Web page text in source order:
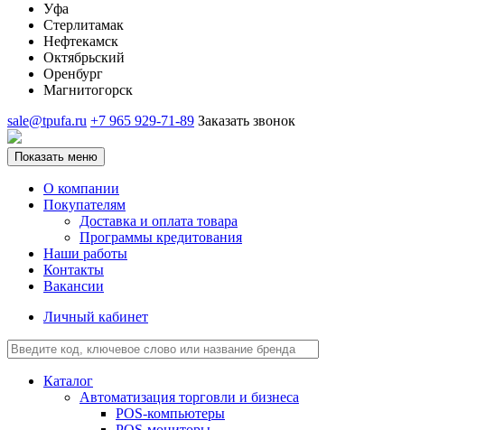
Уфа
Стерлитамак
Нефтекамск
Октябрьский
Оренбург
Магнитогорск
sale@tpufa.ru +7 965 929-71-89 Заказать звонок
Показать меню
О компании
Покупателям
Доставка и оплата товара
Программы кредитования
Наши работы
Контакты
Вакансии
Личный кабинет
Каталог
Автоматизация торговли и бизнеса
POS-компьютеры